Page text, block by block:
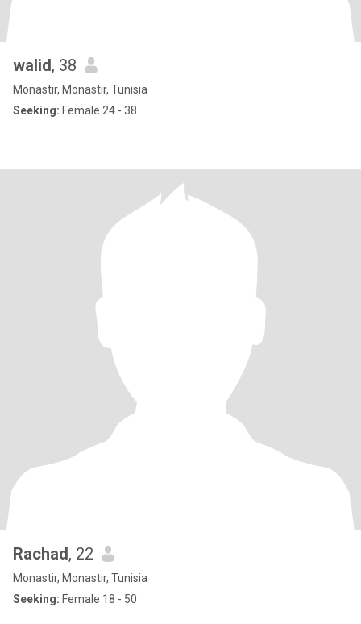
walid, 38
Monastir, Monastir, Tunisia
Seeking: Female 24 - 38
Rachad, 22
Monastir, Monastir, Tunisia
Seeking: Female 18 - 50